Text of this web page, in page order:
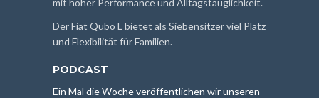
mit hoher Performance und Alltagstauglichkeit.
Der Fiat Qubo L bietet als Siebensitzer viel Platz
und Flexibilität für Familien.
PODCAST
Ein Mal die Woche veröffentlichen wir unseren